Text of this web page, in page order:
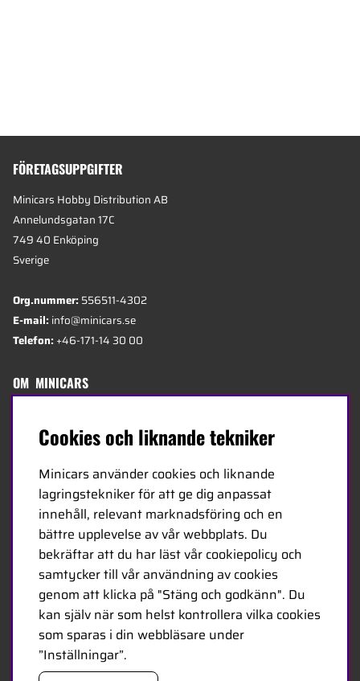
FÖRETAGSUPPGIFTER
Minicars Hobby Distribution AB
Annelundsgatan 17C
749 40 Enköping
Sverige
Org.nummer:556511-4302
E-mail:info@minicars.se
Telefon:+46-171-14 30 00
OM MINICARS
radiostyrda produkter till hobbybutiker över hela
åldrar och hos oss finns några av de mest kunniga
experterna i branschen - specialiserade på hobby,
service och logistik.
Minicars huvudkontor är beläget i Enköping,
strategiskt placerat längs E18 mellan Stockholm och
MINICARS.SE
Cookies och liknande tekniker
Minicars använder cookies och liknande
lagringstekniker för att ge dig anpassat
innehåll, relevant marknadsföring och en
bättre upplevelse av vår webbplats. Du
bekräftar att du har läst vår cookiepolicy och
samtycker till vår användning av cookies
genom att klicka på "Stäng och godkänn". Du
kan själv när som helst kontrollera vilka cookies
som sparas i din webbläsare under
”Inställningar”.